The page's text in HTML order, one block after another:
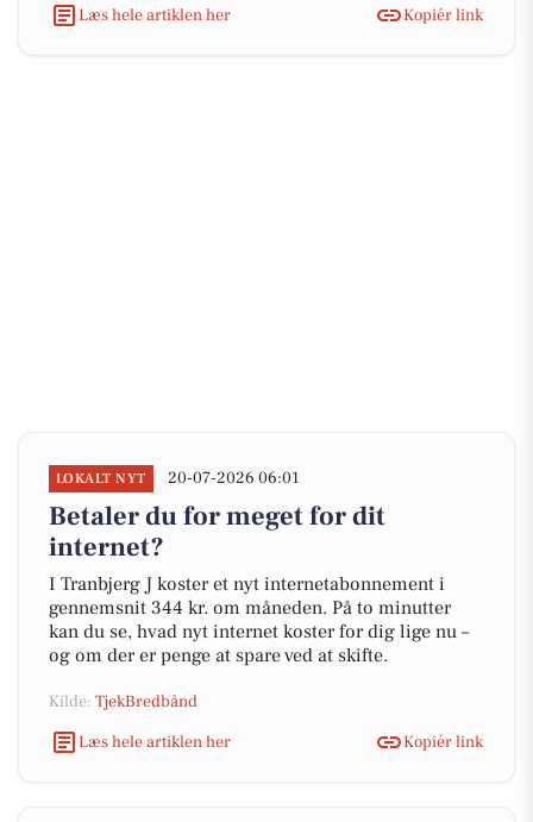
Læs hele artiklen her Kopiér link
LOKALT NYT 20-07-2026 06:01
Betaler du for meget for dit
internet?
I Tranbjerg J koster et nyt internetabonnement i
gennemsnit 344 kr. om måneden. På to minutter
kan du se, hvad nyt internet koster for dig lige nu –
og om der er penge at spare ved at skifte.
Kilde: TjekBredbånd
Læs hele artiklen her
Kopiér link